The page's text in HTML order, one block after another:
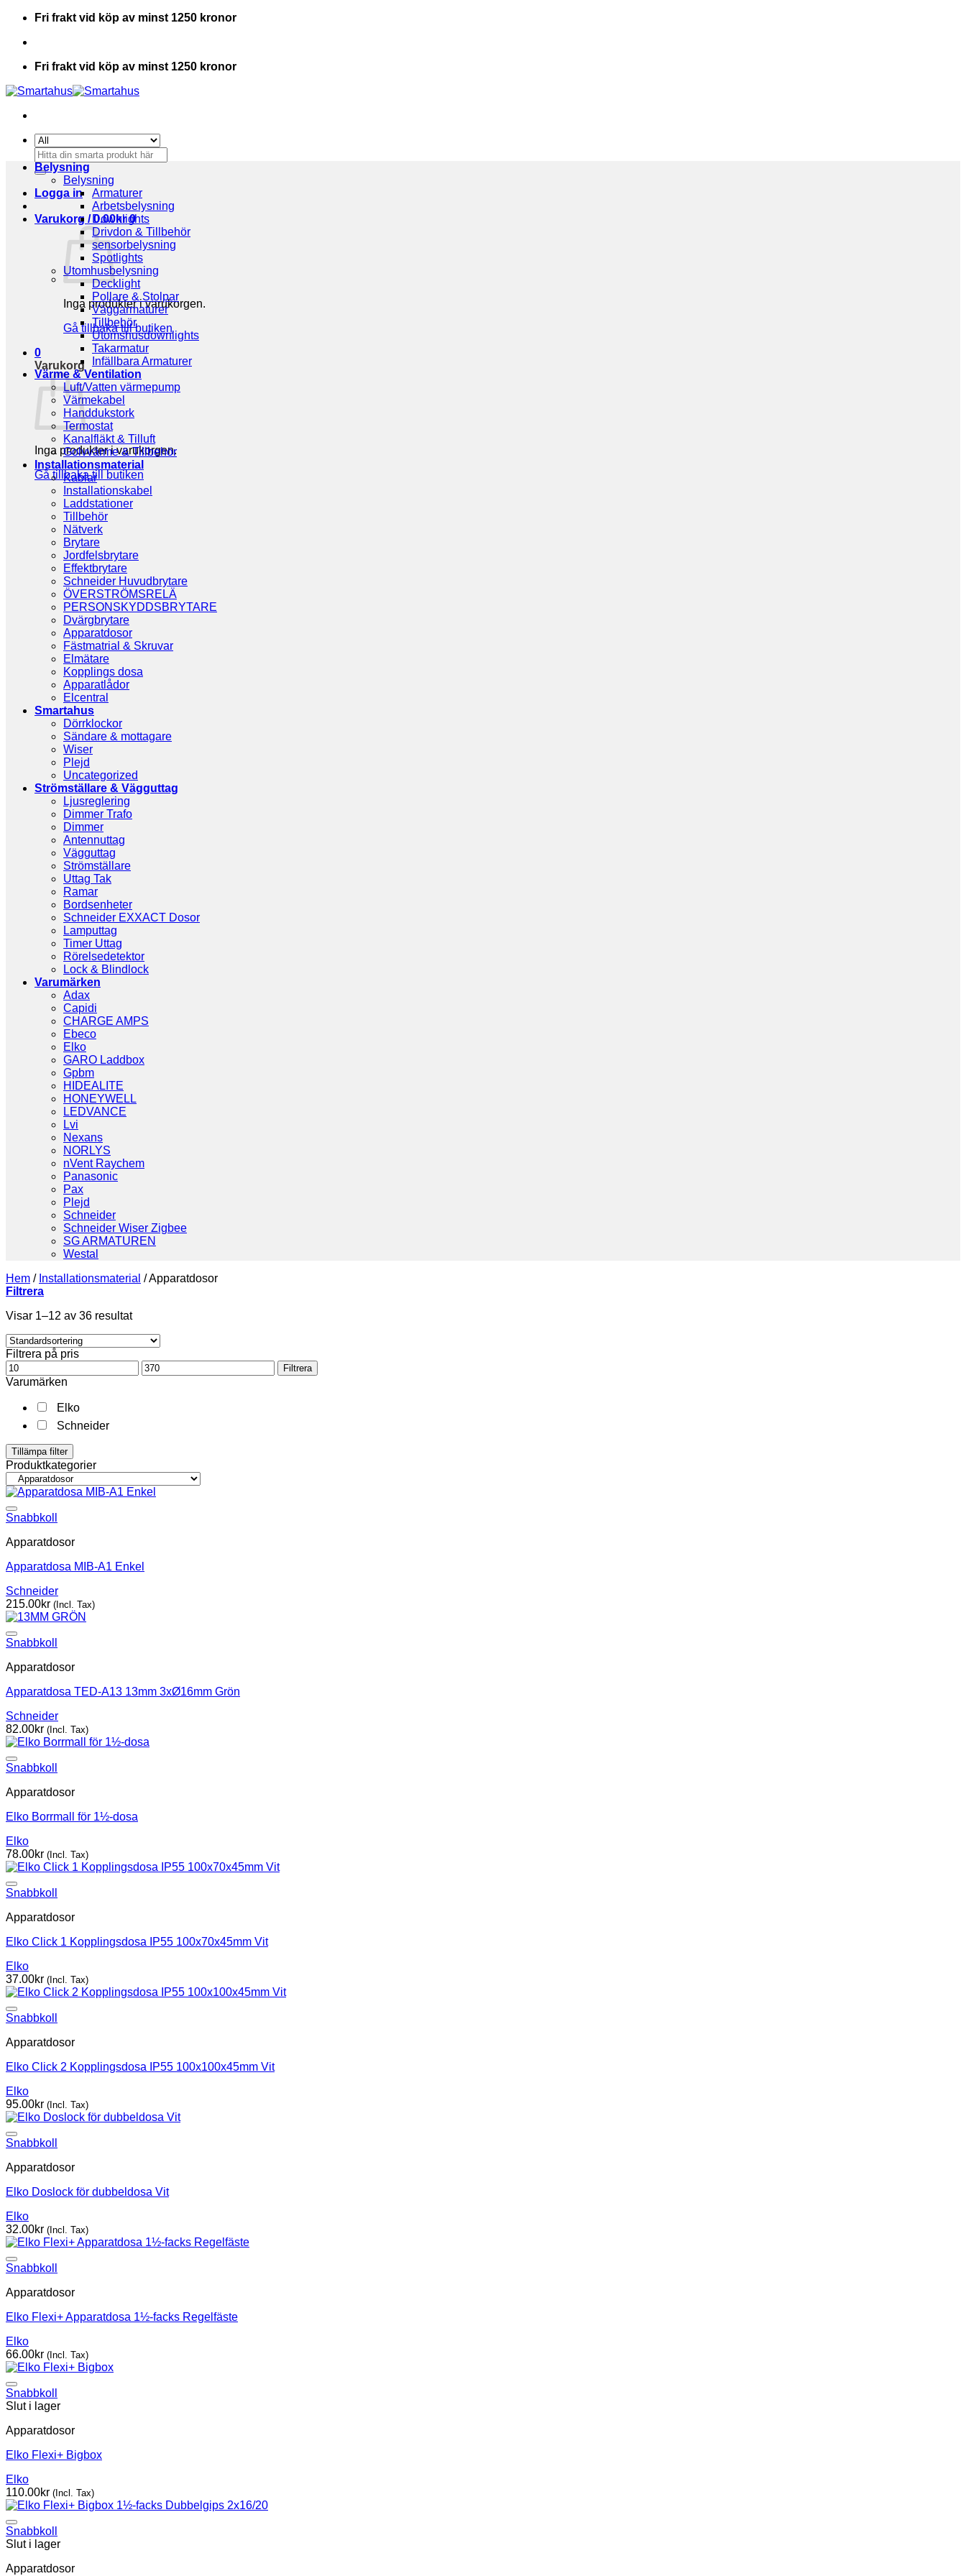
Skip
content
Fri frakt vid köp av minst 1250 kronor
Fri frakt vid köp av minst 1250 kronor
Sök
efter:
Logga in
Varukorg /0.00kr 0
Inga produkter i varukorgen.
Gå tillbaka till butiken
0
Varukorg
Inga produkter i varukorgen.
Gå tillbaka till butiken
Belysning
Belysning
Armaturer
Arbetsbelysning
Downlights
Drivdon & Tillbehör
sensorbelysning
Spotlights
Utomhusbelysning
Decklight
Pollare & Stolpar
Väggarmaturer
Tillbehör
Utomshusdownlights
Takarmatur
Infällbara Armaturer
Värme & Ventilation
Luft/Vatten värmepump
Värmekabel
Handdukstork
Termostat
Kanalfläkt & Tilluft
Golvvärme & Tillbehör
Installationsmaterial
Kablar
Installationskabel
Laddstationer
Tillbehör
Nätverk
Brytare
Jordfelsbrytare
Effektbrytare
Schneider Huvudbrytare
ÖVERSTRÖMSRELÄ
PERSONSKYDDSBRYTARE
Dvärgbrytare
Apparatdosor
Fästmatrial & Skruvar
Elmätare
Kopplings dosa
Apparatlådor
Elcentral
Smartahus
Dörrklockor
Sändare & mottagare
Wiser
Plejd
Uncategorized
Strömställare & Vägguttag
Ljusreglering
Dimmer Trafo
Dimmer
Antennuttag
Vägguttag
Strömställare
Uttag Tak
Ramar
Bordsenheter
Schneider EXXACT Dosor
Lamputtag
Timer Uttag
Rörelsedetektor
Lock & Blindlock
Varumärken
Adax
Capidi
CHARGE AMPS
Ebeco
Elko
GARO Laddbox
Gpbm
HIDEALITE
HONEYWELL
LEDVANCE
Lvi
Nexans
NORLYS
nVent Raychem
Panasonic
Pax
Plejd
Schneider
Schneider Wiser Zigbee
SG ARMATUREN
Westal
Hem / Installationsmaterial /Apparatdosor
Filtrera
Visar 1–12 av 36 resultat
Filtrera på pris
Min
pris
Max
pris
Filtrera
Varumärken
Elko
Schneider
Tillämpa filter
Produktkategorier
Snabbkoll
Apparatdosor
Apparatdosa MIB-A1 Enkel
Schneider
215.00kr (Incl. Tax)
Snabbkoll
Apparatdosor
Apparatdosa TED-A13 13mm 3xØ16mm Grön
Schneider
82.00kr (Incl. Tax)
Snabbkoll
Apparatdosor
Elko Borrmall för 1½-dosa
Elko
78.00kr (Incl. Tax)
Snabbkoll
Apparatdosor
Elko Click 1 Kopplingsdosa IP55 100x70x45mm Vit
Elko
37.00kr (Incl. Tax)
Snabbkoll
Apparatdosor
Elko Click 2 Kopplingsdosa IP55 100x100x45mm Vit
Elko
95.00kr (Incl. Tax)
Snabbkoll
Apparatdosor
Elko Doslock för dubbeldosa Vit
Elko
32.00kr (Incl. Tax)
Snabbkoll
Apparatdosor
Elko Flexi+ Apparatdosa 1½-facks Regelfäste
Elko
66.00kr (Incl. Tax)
Snabbkoll
Slut i lager
Apparatdosor
Elko Flexi+ Bigbox
Elko
110.00kr (Incl. Tax)
Snabbkoll
Slut i lager
Apparatdosor